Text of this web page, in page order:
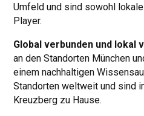
Umfeld und sind sowohl
Player.
Global verbunden und lokal
an den Standorten München
einem nachhaltigen
Standorten weltweit und sind
Kreuzberg zu Hause.